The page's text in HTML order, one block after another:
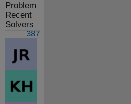
Problem
Recent
Solvers
387